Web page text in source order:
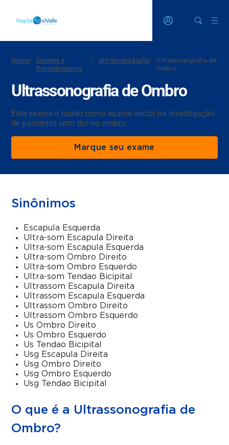
Home/
Exames e
Procedimentos
/ Ultrassonografia/
Ultrassonografia de
Ombro
Ultrassonografia de Ombro
Este exame é usado como exame inicial na investigação
de pacientes com dor no ombro.
Marque seu exame
Sinônimos
Escapula Esquerda
Ultra-som Escapula Direita
Ultra-som Escapula Esquerda
Ultra-som Ombro Direito
Ultra-som Ombro Esquerdo
Ultra-som Tendao Bicipital
Ultrassom Escapula Direita
Ultrassom Escapula Esquerda
Ultrassom Ombro Direito
Ultrassom Ombro Esquerdo
Us Ombro Direito
Us Ombro Esquerdo
Us Tendao Bicipital
Usg Escapula Direita
Usg Ombro Direito
Usg Ombro Esquerdo
Usg Tendao Bicipital
O que é a Ultrassonografia de
Ombro?